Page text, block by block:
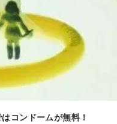
コンドームが無料！